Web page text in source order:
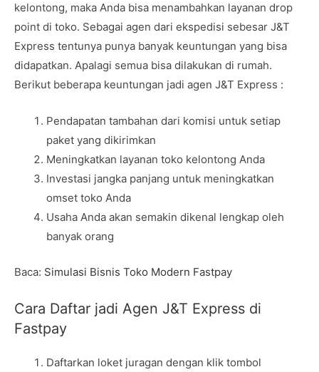
kelontong, maka Anda bisa menambahkan layanan drop
point di toko. Sebagai agen dari ekspedisi sebesar J&T
Express tentunya punya banyak keuntungan yang bisa
didapatkan. Apalagi semua bisa dilakukan di rumah.
Berikut beberapa keuntungan jadi agen J&T Express :
Pendapatan tambahan dari komisi untuk setiap
paket yang dikirimkan
Meningkatkan layanan toko kelontong Anda
Investasi jangka panjang untuk meningkatkan
omset toko Anda
Usaha Anda akan semakin dikenal lengkap oleh
banyak orang
Baca: Simulasi Bisnis Toko Modern Fastpay
Cara Daftar jadi Agen J&T Express di
Fastpay
Daftarkan loket juragan dengan klik tombol